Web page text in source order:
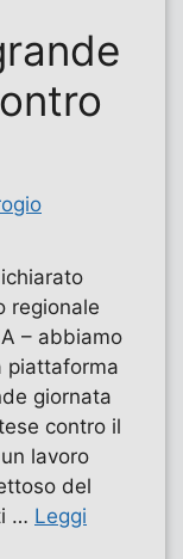
regionale
– abbiamo
piattaforma
giornata
contro il
lavoro
del
… Leggi